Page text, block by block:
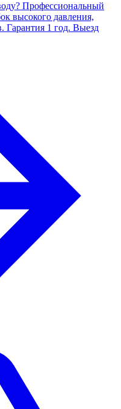
Профессиональный
высокого давления,
Гарантия 1 год. Выезд